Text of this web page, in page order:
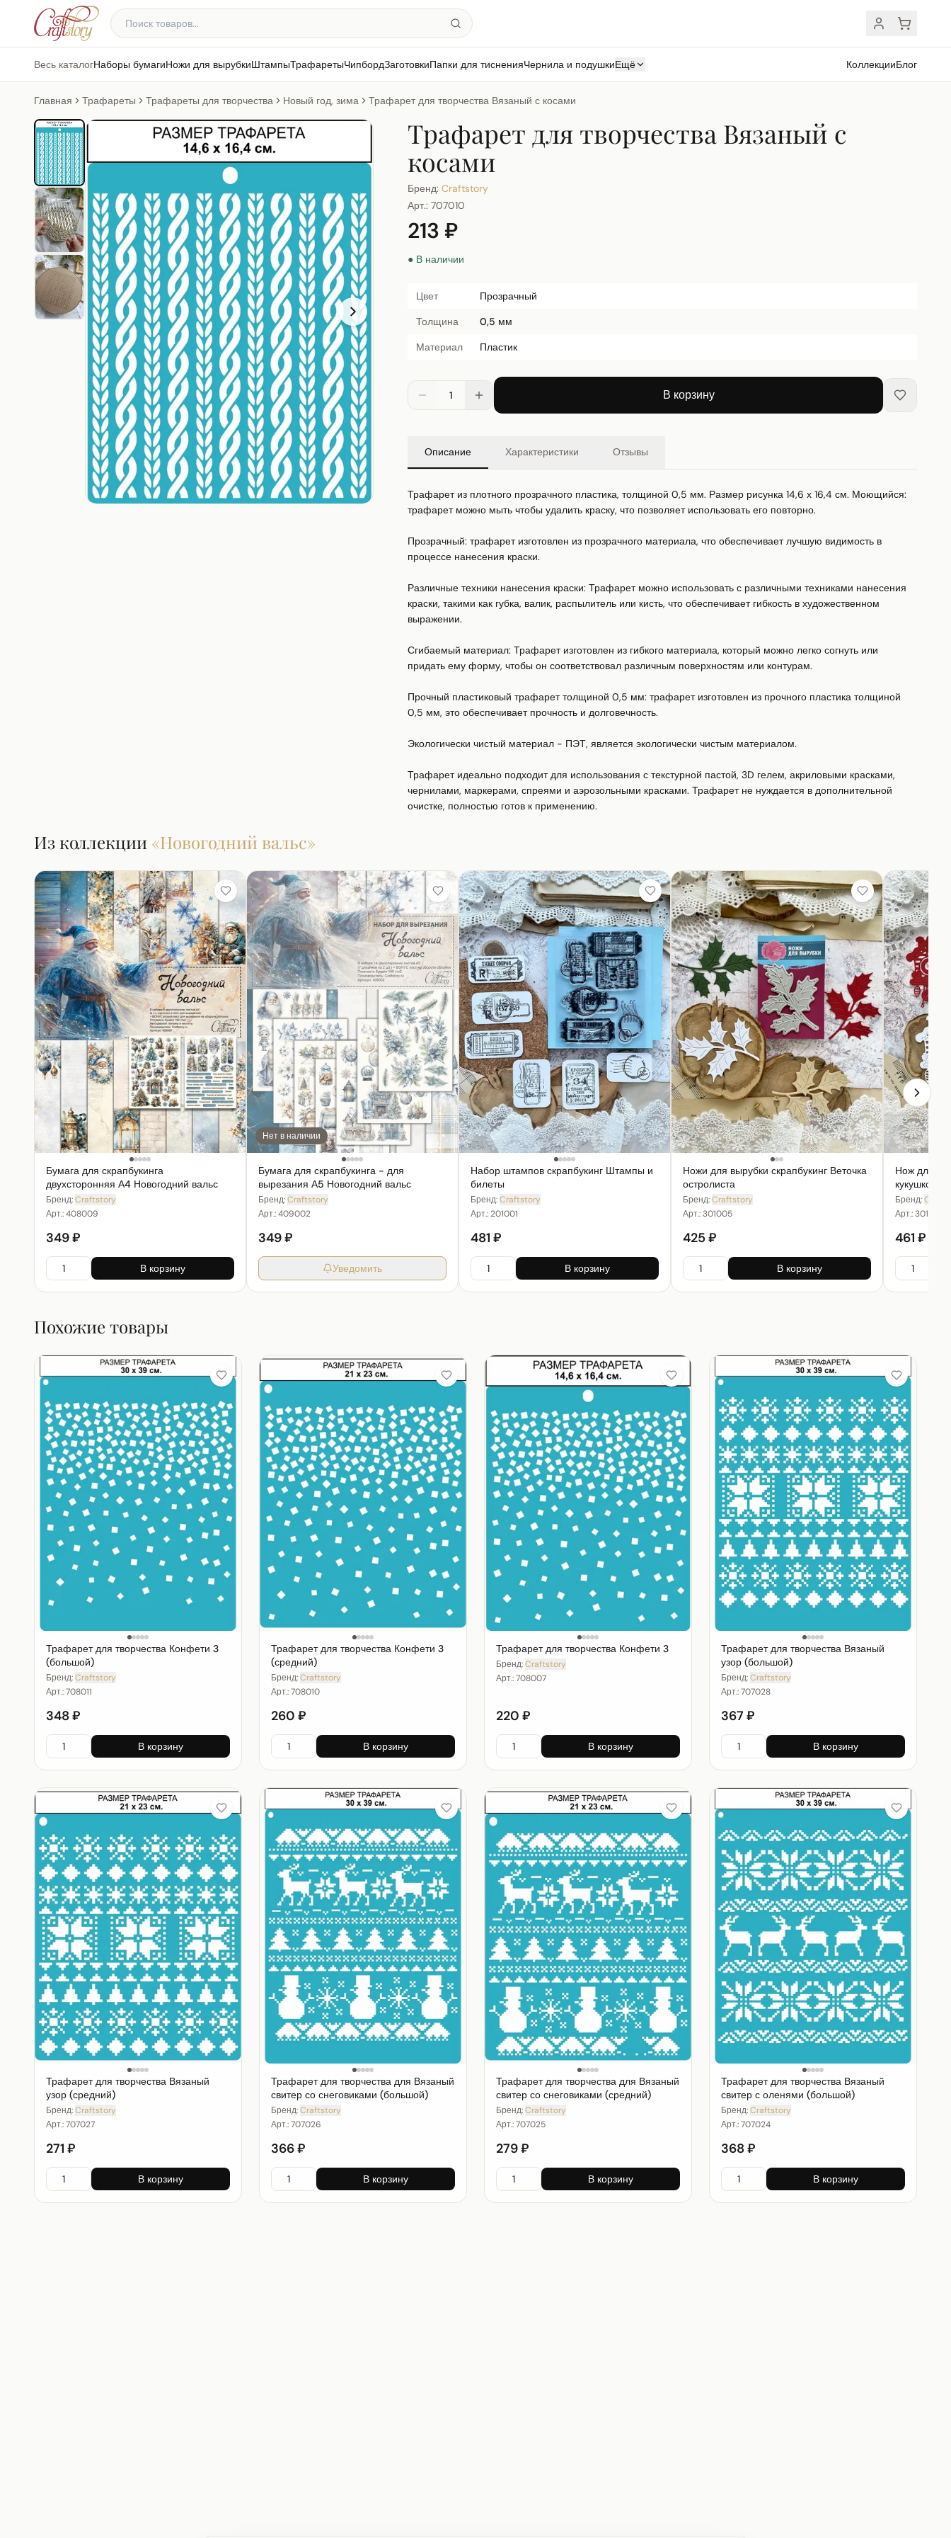
Весь каталогНаборы бумагиНожи для вырубкиШтампыТрафаретыЧипбордЗаготовкиПапки для тисненияЧернила и подушкиЕщё КоллекцииБлог
Главная Трафареты Трафареты для творчества Новый год, зима Трафарет для творчества Вязаный с косами
Трафарет для творчества Вязаный с
косами
Бренд: Craftstory
Арт.: 707010
213 ₽
● В наличии
Цвет
Прозрачный
Толщина
0,5 мм
Материал
Пластик
1 В корзину
Описание Характеристики Отзывы
Трафарет из плотного прозрачного пластика, толщиной 0,5 мм. Размер рисунка 14,6 х 16,4 см. Моющийся:
трафарет можно мыть чтобы удалить краску, что позволяет использовать его повторно.
Прозрачный: трафарет изготовлен из прозрачного материала, что обеспечивает лучшую видимость в
процессе нанесения краски.
Различные техники нанесения краски: Трафарет можно использовать с различными техниками нанесения
краски, такими как губка, валик, распылитель или кисть, что обеспечивает гибкость в художественном
выражении.
Сгибаемый материал: Трафарет изготовлен из гибкого материала, который можно легко согнуть или
придать ему форму, чтобы он соответствовал различным поверхностям или контурам.
Прочный пластиковый трафарет толщиной 0,5 мм: трафарет изготовлен из прочного пластика толщиной
0,5 мм, это обеспечивает прочность и долговечность.
Экологически чистый материал - ПЭТ, является экологически чистым материалом.
Трафарет идеально подходит для использования с текстурной пастой, 3D гелем, акриловыми красками,
чернилами, маркерами, спреями и аэрозольными красками. Трафарет не нуждается в дополнительной
очистке, полностью готов к применению.
Из коллекции «Новогодний вальс»
Бумага для скрапбукинга
двухсторонняя А4 Новогодний вальс
Бренд:Craftstory
Арт.:408009
349 ₽
В корзину
Нет в наличии
Бумага для скрапбукинга - для
вырезания А5 Новогодний вальс
Бренд:Craftstory
Арт.:409002
349 ₽
Уведомить
Набор штампов скрапбукинг Штампы и
билеты
Бренд:Craftstory
Арт.:201001
481 ₽
В корзину
Ножи для вырубки скрапбукинг Веточка
остролиста
Бренд:Craftstory
Арт.:301005
425 ₽
В корзину
Нож для
кукушкой
Бренд:
Арт.:301011
461 ₽
Похожие товары
Трафарет для творчества Конфети 3
(большой)
Бренд:Craftstory
Арт.:708011
348 ₽
В корзину
Трафарет для творчества Конфети 3
(средний)
Бренд:Craftstory
Арт.:708010
260 ₽
В корзину
Трафарет для творчества Конфети 3
Бренд:Craftstory
Арт.:708007
220 ₽
В корзину
Трафарет для творчества Вязаный
узор (большой)
Бренд:Craftstory
Арт.:707028
367 ₽
В корзину
Трафарет для творчества Вязаный
узор (средний)
Бренд:Craftstory
Арт.:707027
271 ₽
В корзину
Трафарет для творчества для Вязаный
свитер со снеговиками (большой)
Бренд:Craftstory
Арт.:707026
366 ₽
В корзину
Трафарет для творчества для Вязаный
свитер со снеговиками (средний)
Бренд:Craftstory
Арт.:707025
279 ₽
В корзину
Трафарет для творчества Вязаный
свитер с оленями (большой)
Бренд:Craftstory
Арт.:707024
368 ₽
В корзину